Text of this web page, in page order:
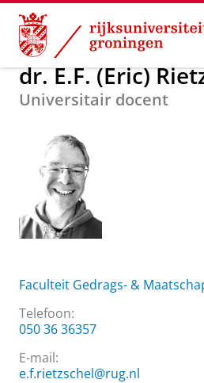
Skip
Content
Skip
Navigation
Over ons dr. E.F.
dr. E.F. (Eric)
Universitair docent
Faculteit Gedrags- &
Telefoon:
050 36 36357
E-mail:
e.f.rietzschel@rug.nl